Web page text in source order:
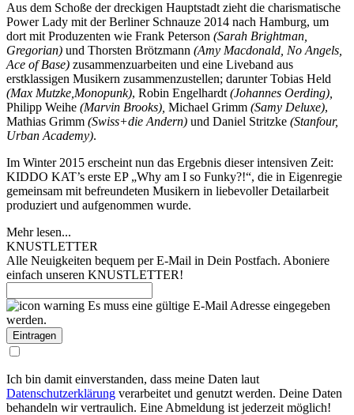
Aus dem Schoße der dreckigen Hauptstadt zieht die charismatische
Power Lady mit der Berliner Schnauze 2014 nach Hamburg, um
dort mit Produzenten wie Frank Peterson (Sarah Brightman,
Gregorian) und Thorsten Brötzmann (Amy Macdonald, No Angels,
Ace of Base) zusammenzuarbeiten und eine Liveband aus
erstklassigen Musikern zusammenzustellen; darunter Tobias Held
(Max Mutzke,Monopunk), Robin Engelhardt (Johannes Oerding),
Philipp Weihe (Marvin Brooks), Michael Grimm (Samy Deluxe),
Mathias Grimm (Swiss+die Andern) und Daniel Stritzke (Stanfour,
Urban Academy).
Im Winter 2015 erscheint nun das Ergebnis dieser intensiven Zeit:
KIDDO KAT’s erste EP „Why am I so Funky?!“, die in Eigenregie
gemeinsam mit befreundeten Musikern in liebevoller Detailarbeit
produziert und aufgenommen wurde.
Mehr lesen...
KNUSTLETTER
Alle Neuigkeiten bequem per E-Mail in Dein Postfach. Aboniere
einfach unseren KNUSTLETTER!
Es muss eine gültige E-Mail Adresse eingegeben
werden.
Ich bin damit einverstanden, dass meine Daten laut
Datenschutzerklärung verarbeitet und genutzt werden. Deine Daten
behandeln wir vertraulich. Eine Abmeldung ist jederzeit möglich!